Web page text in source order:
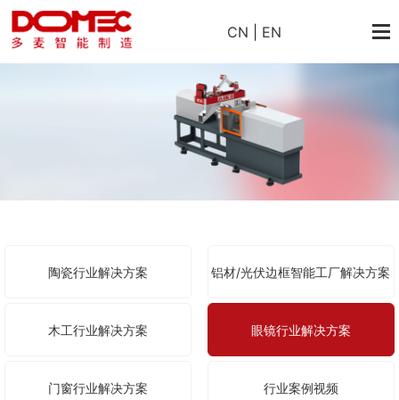
CN EN
陶瓷行业解决方案 铝材/光伏边框智能工厂解决方案
木工行业解决方案 眼镜行业解决方案
门窗行业解决方案 行业案例视频